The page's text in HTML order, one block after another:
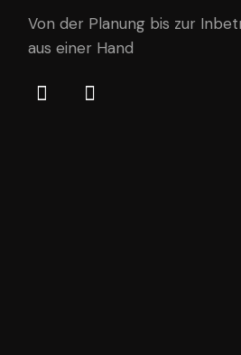
Von der Planung bis zur
aus einer Hand